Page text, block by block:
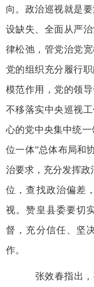
向。政治巡视就是
设缺失、全面从严
律松弛，管党治党
党的组织充分履行
模范作用，党的领
不移落实中央巡视
心的党中央集中统
位一体”总体布局和
治要求，充分发挥政
位，查找政治偏差
视。赞皇县委要切
督，充分信任、坚
作。
张效春指出，